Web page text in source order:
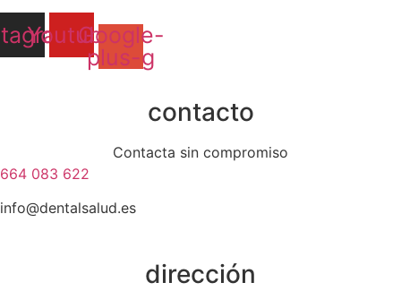
YoutubeGoogle-
plus-g
contacto
Contacta sin compromiso
664 083 622
info@dentalsalud.es
dirección